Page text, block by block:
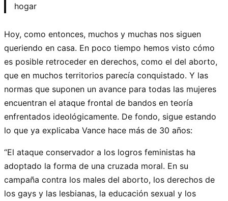
hogar
Hoy, como entonces, muchos y muchas nos siguen
queriendo en casa. En poco tiempo hemos visto cómo
es posible retroceder en derechos, como el del aborto,
que en muchos territorios parecía conquistado. Y las
normas que suponen un avance para todas las mujeres
encuentran el ataque frontal de bandos en teoría
enfrentados ideológicamente. De fondo, sigue estando
lo que ya explicaba Vance hace más de 30 años:
“El ataque conservador a los logros feministas ha
adoptado la forma de una cruzada moral. En su
campaña contra los males del aborto, los derechos de
los gays y las lesbianas, la educación sexual y los